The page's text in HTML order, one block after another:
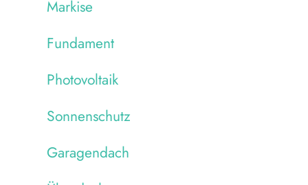
Markise
Fundament
Photovoltaik
Sonnenschutz
Garagendach